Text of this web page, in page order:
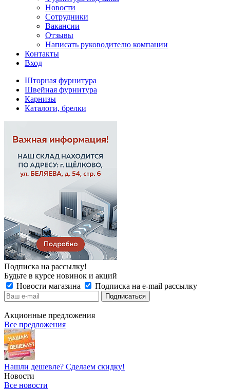
Новости
Сотрудники
Вакансии
Отзывы
Написать руководителю компании
Контакты
Вход
Шторная фурнитура
Швейная фурнитура
Карнизы
Каталоги, брелки
Подписка на рассылку!
Будьте в курсе новинок и акций
Новости магазина
Подписка на e-mail рассылку
Акционные предложения
Все предложения
Нашли дешевле? Сделаем скидку!
Новости
Все новости